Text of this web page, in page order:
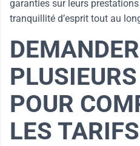
garanties sur leurs
tranquillité d’esprit tout au
DEMANDER
POUR
LES TARIFS